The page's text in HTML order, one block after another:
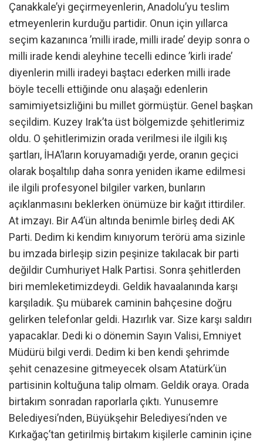
Çanakkale’yi geçirmeyenlerin, Anadolu’yu teslim
etmeyenlerin kurduğu partidir. Onun için yıllarca
seçim kazanınca ’milli irade, milli irade’ deyip sonra o
milli irade kendi aleyhine tecelli edince ’kirli irade’
diyenlerin milli iradeyi baştacı ederken milli irade
böyle tecelli ettiğinde onu alaşağı edenlerin
samimiyetsizliğini bu millet görmüştür. Genel başkan
seçildim. Kuzey Irak’ta üst bölgemizde şehitlerimiz
oldu. O şehitlerimizin orada verilmesi ile ilgili kış
şartları, İHA’ların koruyamadığı yerde, oranın geçici
olarak boşaltılıp daha sonra yeniden ikame edilmesi
ile ilgili profesyonel bilgiler varken, bunların
açıklanmasını beklerken önümüze bir kağıt ittirdiler.
At imzayı. Bir A4’ün altında benimle birleş dedi AK
Parti. Dedim ki kendim kınıyorum terörü ama sizinle
bu imzada birleşip sizin peşinize takılacak bir parti
değildir Cumhuriyet Halk Partisi. Sonra şehitlerden
biri memleketimizdeydi. Geldik havaalanında karşı
karşıladık. Şu mübarek caminin bahçesine doğru
gelirken telefonlar geldi. Hazırlık var. Size karşı saldırı
yapacaklar. Dedi ki o dönemin Sayın Valisi, Emniyet
Müdürü bilgi verdi. Dedim ki ben kendi şehrimde
şehit cenazesine gitmeyecek olsam Atatürk’ün
partisinin koltuğuna talip olmam. Geldik oraya. Orada
birtakım sonradan raporlarla çıktı. Yunusemre
Belediyesi’nden, Büyükşehir Belediyesi’nden ve
Kırkağaç’tan getirilmiş birtakım kişilerle caminin içine